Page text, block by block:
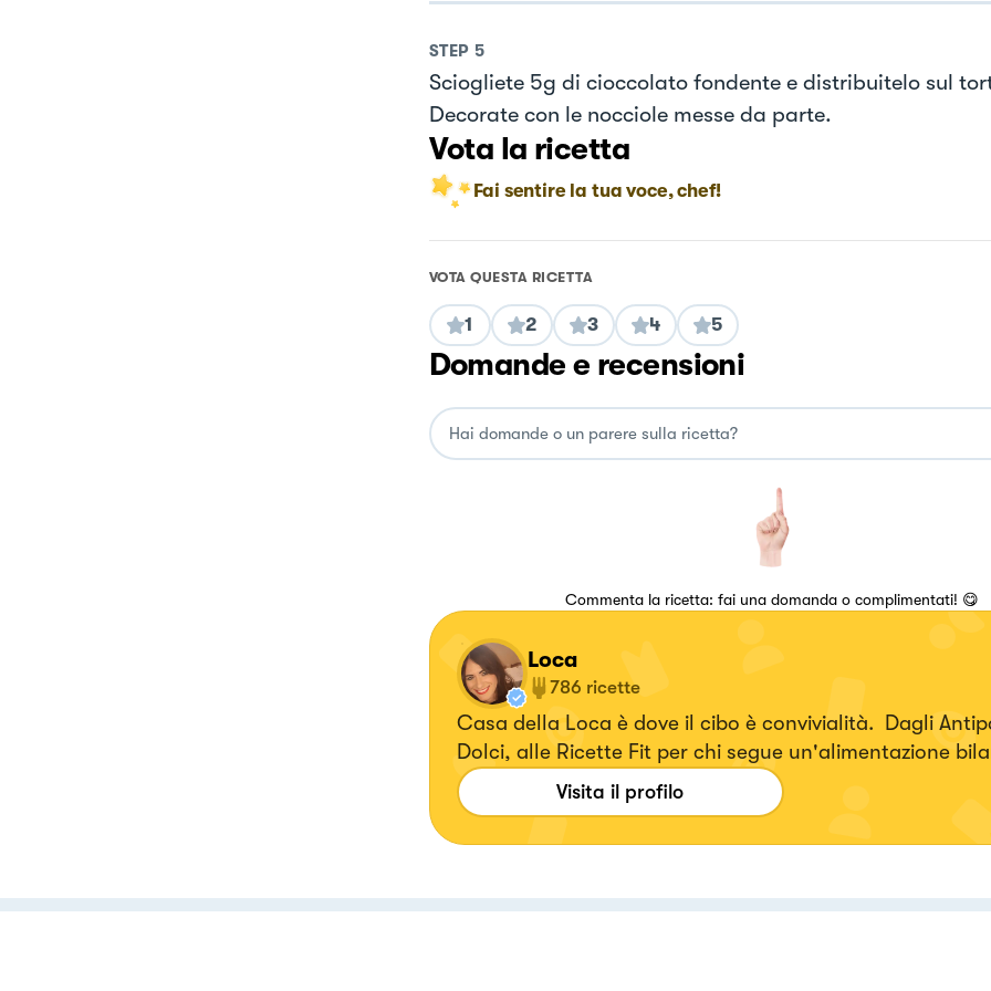
STEP 5
Sciogliete 5g di cioccolato fondente e distribuitelo sul
Decorate con le nocciole messe da parte.
Vota la ricetta
Fai sentire la tua voce, chef!
VOTA QUESTA RICETTA
1 2 3 4 5
Domande e recensioni
Commenta la ricetta: fai una domanda o complimentati! 😋
Loca
786 ricette
Casa della Loca è dove il cibo è convivialità. Dagli
Dolci, alle Ricette Fit per chi segue un'alimentazione
Cuoca a domicilio.Visita il profilo